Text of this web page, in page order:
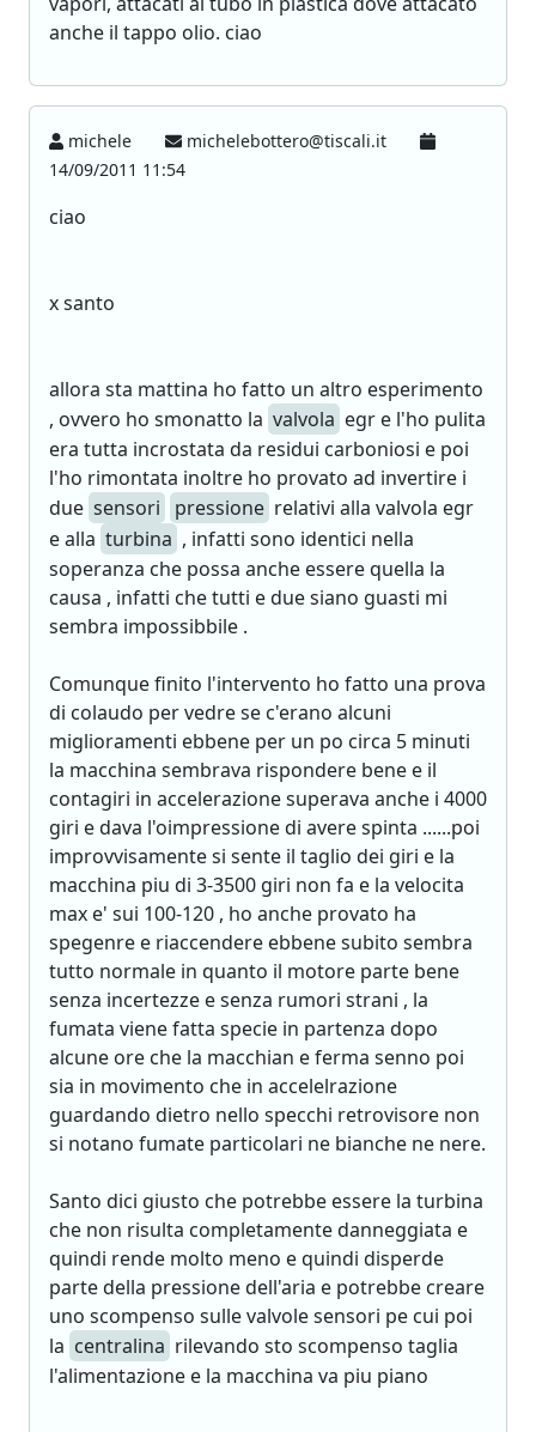
anche il tappo olio. ciao
michele
michelebottero@tiscali.it
14/09/2011 11:54
ciao
x santo
allora sta mattina ho fatto un altro esperimento
, ovvero ho smonatto la valvola egr e l'ho pulita
era tutta incrostata da residui carboniosi e poi
l'ho rimontata inoltre ho provato ad invertire i
due sensori pressione relativi alla valvola egr
e alla turbina , infatti sono identici nella
soperanza che possa anche essere quella la
causa , infatti che tutti e due siano guasti mi
sembra impossibbile .
Comunque finito l'intervento ho fatto una prova
di colaudo per vedre se c'erano alcuni
miglioramenti ebbene per un po circa 5 minuti
la macchina sembrava rispondere bene e il
contagiri in accelerazione superava anche i 4000
giri e dava l'oimpressione di avere spinta ......poi
improvvisamente si sente il taglio dei giri e la
macchina piu di 3-3500 giri non fa e la velocita
max e' sui 100-120 , ho anche provato ha
spegenre e riaccendere ebbene subito sembra
tutto normale in quanto il motore parte bene
senza incertezze e senza rumori strani , la
fumata viene fatta specie in partenza dopo
alcune ore che la macchian e ferma senno poi
sia in movimento che in accelelrazione
guardando dietro nello specchi retrovisore non
si notano fumate particolari ne bianche ne nere.
Santo dici giusto che potrebbe essere la turbina
che non risulta completamente danneggiata e
quindi rende molto meno e quindi disperde
parte della pressione dell'aria e potrebbe creare
uno scompenso sulle valvole sensori pe cui poi
la centralina rilevando sto scompenso taglia
l'alimentazione e la macchina va piu piano